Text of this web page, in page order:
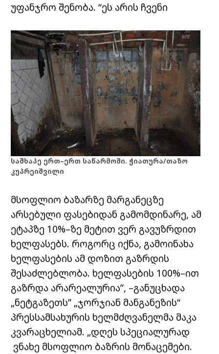
უფანჯრო შენობა. “ეს არის ჩვენი
საშხაპე ერთ–ერთ საწარმოში. ჭიათურა/თაზო
კუპრეიშვილი
მსოფლიო ბაზარზე მარგანეცზე
არსებული ფასებიდან გამომდინარე, ამ
ეტაპზე 10%–ზე მეტით ვერ გავუზრდით
ხელფასებს. როგორც იქნა, გამოინახა
ხელფასების ამ დოზით გაზრდის
შესაძლებლობა. ხელფასების 100%–ით
გაზრდა არარეალურია”, –განუცხადა
„ნეტგაზეთს” „ჯორჯიან მანგანეზის“
პრესსამსახურის ხელმძღვანელმა მაკა
კვარაცხელიამ. „დღეს სპეციალურად
ვნახე მსოფლიო ბაზრის მონაცემები.